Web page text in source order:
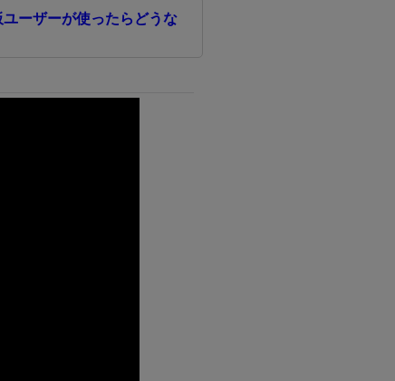
ーザーが使ったらどうな